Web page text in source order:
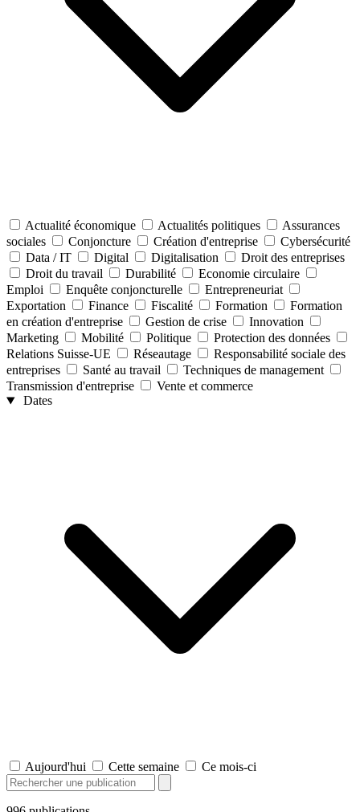
Actualité économique Actualités politiques
Assurances
sociales
Conjoncture Création d'entreprise
Cybersécurité
Data / IT
Digital Digitalisation
Droit des entreprises
Droit du travail
Durabilité
Economie circulaire
Emploi
Enquête conjoncturelle
Entrepreneuriat
Exportation
Finance Fiscalité Formation
Formation
en création d'entreprise
Gestion de crise
Innovation
Marketing
Mobilité Politique
Protection des données
Relations Suisse-UE
Réseautage
Responsabilité sociale des
entreprises
Santé au travail
Techniques de management
Transmission d'entreprise
Vente et commerce
Dates
Aujourd'hui Cette semaine Ce mois-ci